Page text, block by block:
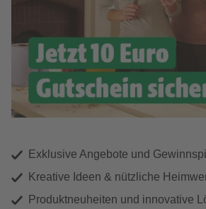
Exklusive Angebote und
Kreative Ideen & nützliche
Produktneuheiten und innovative